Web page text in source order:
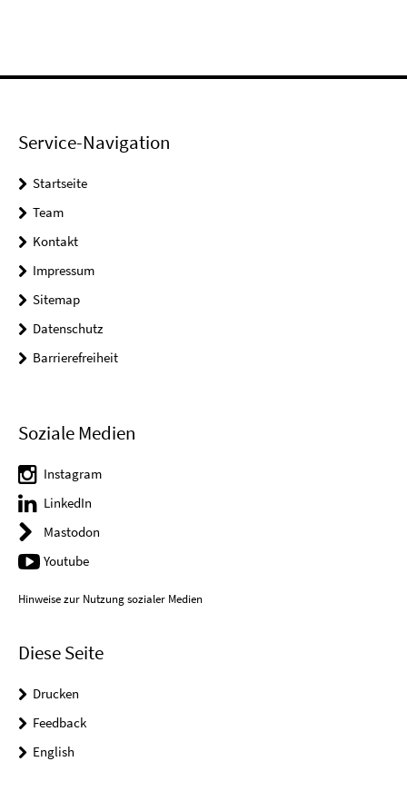
Service-Navigation
Startseite
Team
Kontakt
Impressum
Sitemap
Datenschutz
Barrierefreiheit
Soziale Medien
Instagram
LinkedIn
Mastodon
Youtube
Hinweise zur Nutzung sozialer Medien
Diese Seite
Drucken
Feedback
English